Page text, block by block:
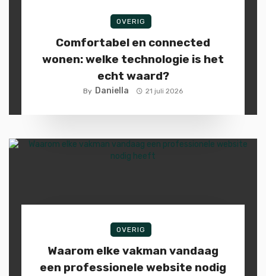
OVERIG
Comfortabel en connected
wonen: welke technologie is het
echt waard?
By Daniella 21 juli 2026
OVERIG
Waarom elke vakman vandaag
een professionele website nodig